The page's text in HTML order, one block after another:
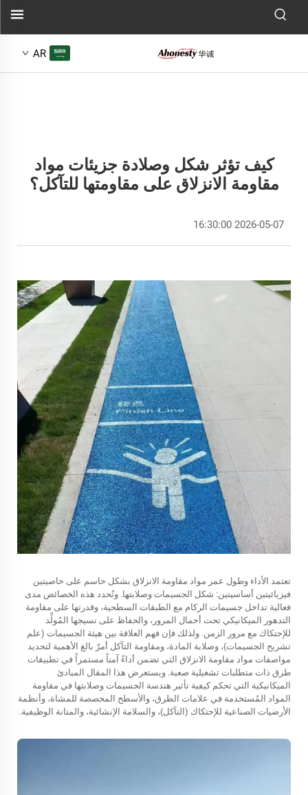
AR
كيف تؤثر شكل وصلادة جزيئات مواد
مقاومة الانزلاق على مقاومتها للتآكل؟
2026-05-07 16:30:00
تعتمد الأداء وطول عمر مواد مقاومة الانزلاق بشكل حاسم على خاصيتين
فيزيائيتين أساسيتين: شكل الجسيمات وصلابتها. وتُحدد هذه الخصائص مدى
فعالية تداخل جسيمات الركام مع الطبقات السطحية، وقدرتها على مقاومة
التدهور الميكانيكي تحت أحمال المرور، والحفاظ على نسيجها المُولِّد
للإحتكاك مع مرور الزمن. ولذلك فإن فهم العلاقة بين هيئة الجسيمات (علم
تشريح الجسيمات)، وصلابة المادة، ومقاومة التآكل أمرٌ بالغ الأهمية لتحديد
مواصفات مواد مقاومة الانزلاق التي تضمن أداءً آمناً مستمراً في تطبيقات
طرق ذات متطلبات تشغيلية صعبة. ويستعرض هذا المقال المبادئ
الميكانيكية التي تحكم كيفية تأثير هندسة الجسيمات وصلابتها في مقاومة
المواد المُستخدمة في علامات الطرق، والأسطح المخصصة للمشاة، وأنظمة
الأرضيات الصناعية للإحتكاك (التآكل)، والسلامة الإنشائية، والمتانة الوظيفية.